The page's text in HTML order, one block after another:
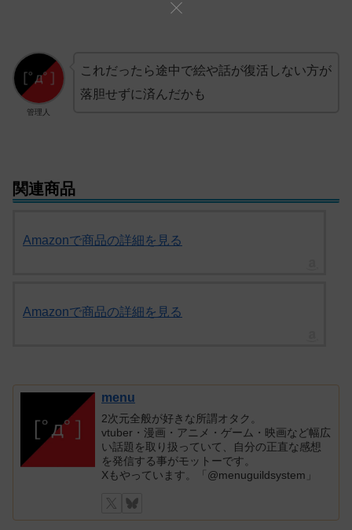
管理人
これだったら途中で絵や話が復活しない方が
落胆せずに済んだかも
関連商品
Amazonで商品の詳細を見る
Amazonで商品の詳細を見る
menu
2次元全般が好きな所謂オタク。
vtuber・漫画・アニメ・ゲーム・映画など幅広
い話題を取り扱っていて、自分の正直な感想
を発信する事がモットーです。
Xもやっています。「@menuguildsystem」